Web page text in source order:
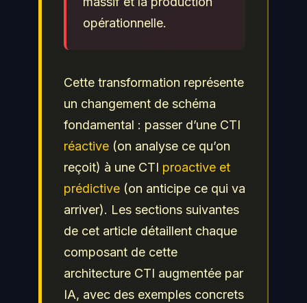
opérationnelle.
Cette transformation représente
un changement de schéma
fondamental : passer d’une CTI
réactive (on analyse ce qu’on
reçoit) à une CTI proactive et
prédictive (on anticipe ce qui va
arriver). Les sections suivantes
de cet article détaillent chaque
composant de cette
architecture CTI augmentée par
IA, avec des exemples concrets